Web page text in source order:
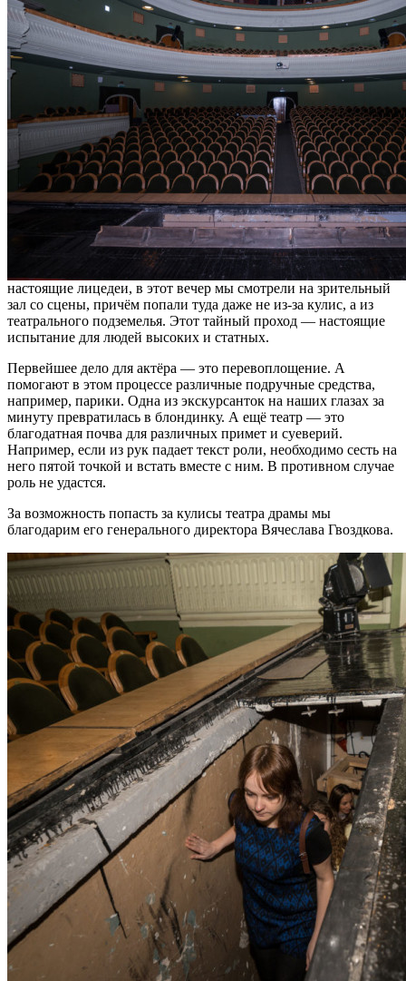
настоящие лицедеи, в этот вечер мы смотрели на зрительный
зал со сцены, причём попали туда даже не из-за кулис, а из
театрального подземелья. Этот тайный проход — настоящие
испытание для людей высоких и статных.
Первейшее дело для актёра — это перевоплощение. А
помогают в этом процессе различные подручные средства,
например, парики. Одна из экскурсанток на наших глазах за
минуту превратилась в блондинку. А ещё театр — это
благодатная почва для различных примет и суеверий.
Например, если из рук падает текст роли, необходимо сесть на
него пятой точкой и встать вместе с ним. В противном случае
роль не удастся.
За возможность попасть за кулисы театра драмы мы
благодарим его генерального директора Вячеслава Гвоздкова.